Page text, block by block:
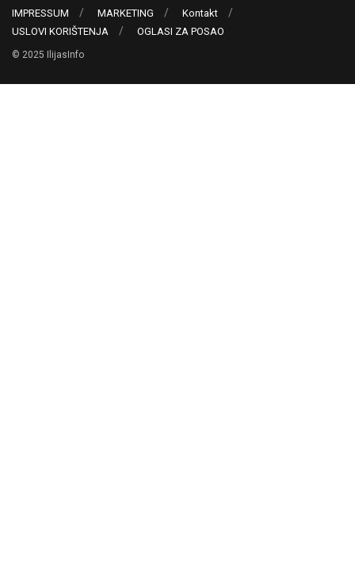
IMPRESSUM MARKETING
Kontakt
USLOVI KORIŠTENJA
OGLASI ZA POSAO
© 2025 IlijasInfo